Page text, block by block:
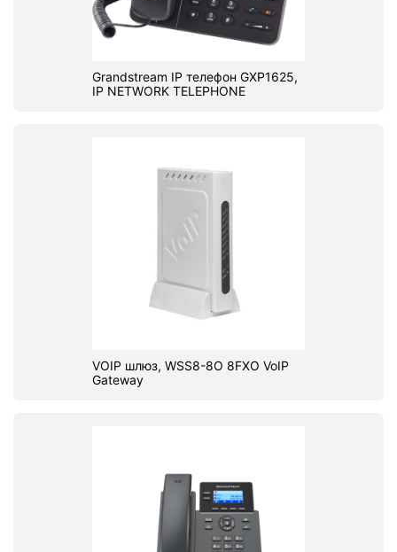
Grandstream IP телефон GXP1625,
IP NETWORK TELEPHONE
VOIP шлюз, WSS8-8O 8FXO VoIP
Gateway